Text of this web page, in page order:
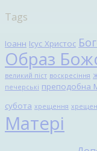
Tags
Іоанн Ісус Христос
Образ
великий піст воскресіння
печерські преподобна
субота хрещення
Матері